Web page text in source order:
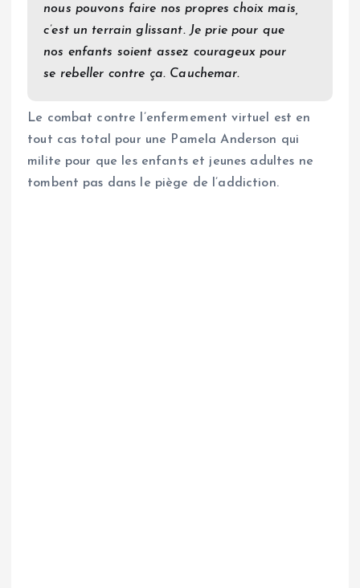
nous pouvons faire nos propres choix mais,
c’est un terrain glissant. Je prie pour que
nos enfants soient assez courageux pour
se rebeller contre ça. Cauchemar.
Le combat contre l’enfermement virtuel est en
tout cas total pour une Pamela Anderson qui
milite pour que les enfants et jeunes adultes ne
tombent pas dans le piège de l’addiction.